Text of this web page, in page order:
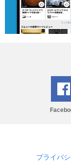
プライバ